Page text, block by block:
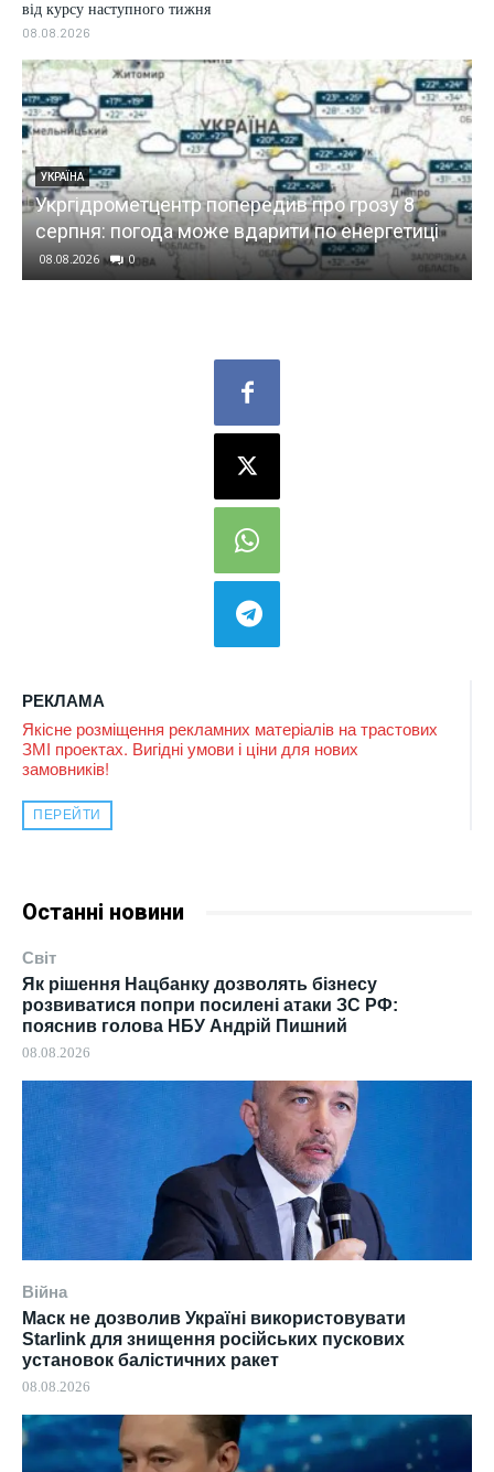
РЕКЛАМА
Якісне розміщення рекламних матеріалів на трастових
ЗМІ проектах. Вигідні умови і ціни для нових
замовників!
ПЕРЕЙТИ
Останні новини
Світ
Як рішення Нацбанку дозволять бізнесу
розвиватися попри посилені атаки ЗС РФ:
пояснив голова НБУ Андрій Пишний
08.08.2026
Війна
Маск не дозволив Україні використовувати
Starlink для знищення російських пускових
установок балістичних ракет
08.08.2026
від курсу наступного тижня
08.08.2026
УКРАЇНА
Укргідрометцентр попередив про грозу 8
серпня: погода може вдарити по енергетиці
08.08.2026 0